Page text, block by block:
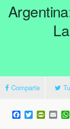
Comparte
F
a
T
w
P E
m